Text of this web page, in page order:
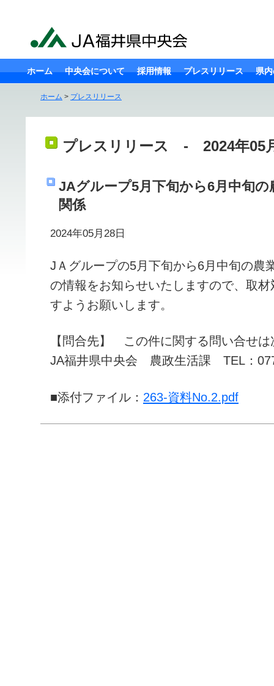
ホーム 中央会について 採用情報 プレスリリース 県
ホーム > プレスリリース
プレスリリース - 2024年05
JAグループ5月下旬から6月中旬
関係
2024年05月28日
JＡグループの5月下旬から6月中旬の農
の情報をお知らせいたしますので、取
すようお願いします。
【問合先】 この件に関する問い合せは
JA福井県中央会 農政生活課 TEL：
■添付ファイル： 263-資料No.2.pdf